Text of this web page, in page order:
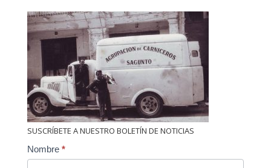
SUSCRÍBETE A NUESTRO BOLETÍN DE NOTICIAS
Contact
Nombre *